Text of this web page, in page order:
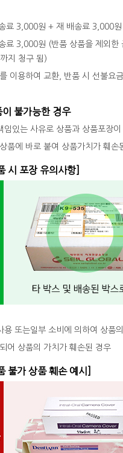
료 3,000원 + 재 배송료 3,000
료 3,000원 (반품 상품을 제외
지 청구 됨)
이용하여 교환, 반품 시 선불요
이 불가능한 경우
임있는 사유로 상품과 상품포장
품에 바로 붙여 상품가치가 훼손
시 포장 유의사항]
용 또는일부 소비에 의하여 상품
어 상품의 가치가 훼손된 경우
불가 상품 훼손 예시]